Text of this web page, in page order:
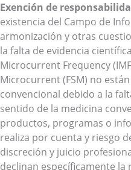
Exención de
existencia del Campo de
armonización y otras
la falta de evidencia
Microcurrent Frequency
Microcurrent (FSM) no
convencional debido a la
sentido de la medicina
productos, programas o
realiza por cuenta y riesgo
discreción y juicio
declinan específicamente